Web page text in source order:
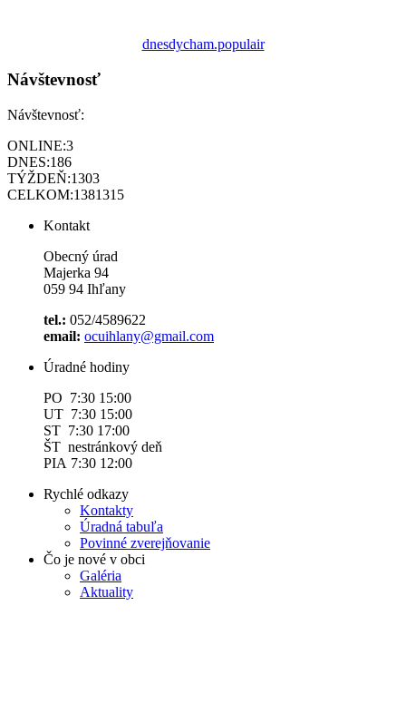
dnesdycham.populair
Návštevnosť
Návštevnosť:
ONLINE:3
DNES:186
TÝŽDEŇ:1303
CELKOM:1381315
Kontakt
Obecný úrad
Majerka 94
059 94 Ihľany
tel.: 052/4589622
email: ocuihlany@gmail.com
Úradné hodiny
PO 7:30 15:00
UT 7:30 15:00
ST 7:30 17:00
ŠT nestránkový deň
PIA 7:30 12:00
Rychlé odkazy
Kontakty
Úradná tabuľa
Povinné zverejňovanie
Čo je nové v obci
Galéria
Aktuality